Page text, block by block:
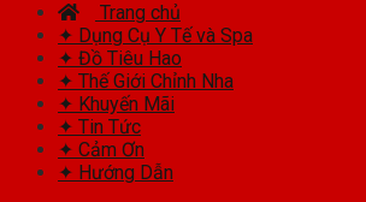
Trang chủ
✦ Dụng Cụ Y Tế và Spa
✦ Đồ Tiêu Hao
✦ Thế Giới Chỉnh Nha
✦ Khuyến Mãi
✦ Tin Tức
✦ Cảm Ơn
✦ Hướng Dẫn